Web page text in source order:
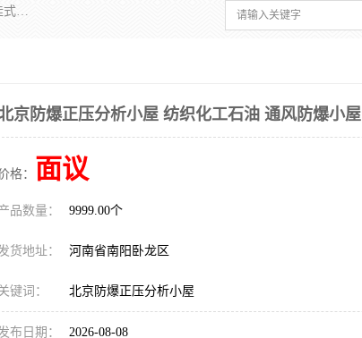
防爆正压分析小屋；不锈钢、碳钢材质防爆正压通风柜，分上下、左右、外挂三种款式；立式、挂式防爆配电柜体；不锈钢、碳钢防爆变频、磁力、星三角启动器；不锈钢、碳钢、铸铝防爆控制箱柜；可操作按键、多块式防爆仪表箱；多材质防爆接线箱；台式防爆电脑、防爆监视器。产品适配石油、化工、煤炭、电力、纺织、酿酒、航天、铁路、冶金、船舶、消防、市政等多行业工况使用。
京防爆正压分析小屋 纺织化工石油 通风防爆小屋
格： 面议
品数量： 9999.00个
货地址： 河南省南阳卧龙区
键词： 北京防爆正压分析小屋
布日期： 2026-08-08